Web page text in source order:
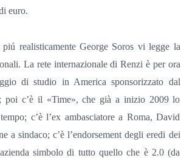
euro.
realisticamente George Soros vi legge la
La rete internazionale di Renzi è per ora
di studio in America sponsorizzato dal
poi c’è il «Time», che già a inizio 2009 lo
c’è l’ex ambasciatore a Roma, David
a sindaco; c’è l’endorsement degli eredi dei
simbolo di tutto quello che è 2.0 (da